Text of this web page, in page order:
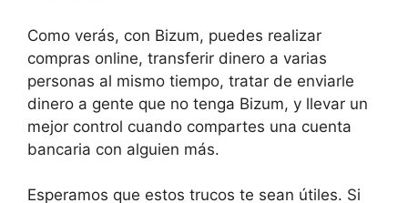
Como verás, con Bizum, puedes realizar
compras online, transferir dinero a varias
personas al mismo tiempo, tratar de enviarle
dinero a gente que no tenga Bizum, y llevar un
mejor control cuando compartes una cuenta
bancaria con alguien más.
Esperamos que estos trucos te sean útiles. Si